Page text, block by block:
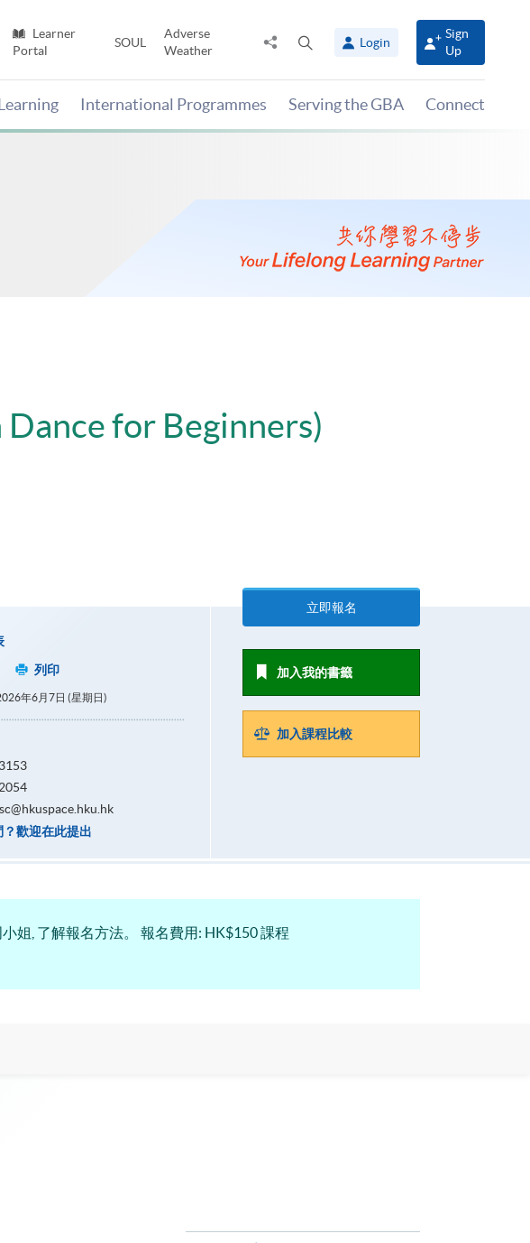
Learner
Portal
SOUL
Adverse
Weather
Share
panel
Login
Sign
Up
International Programmes Serving the GBA Connect
for Beginners)
列印
年6月7日 (星期日)
？歡迎在此提出
立即報名
加入我的書籤
加入課程比較
姐, 了解報名方法。 報名費用: HK$150 課程